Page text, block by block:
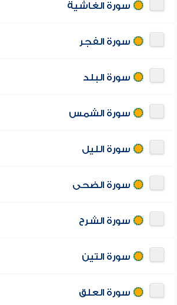
سورة الغاشية
سورة الفجر
سورة البلد
سورة الشمس
سورة الليل
سورة الضحى
سورة الشرح
سورة التين
سورة العلق